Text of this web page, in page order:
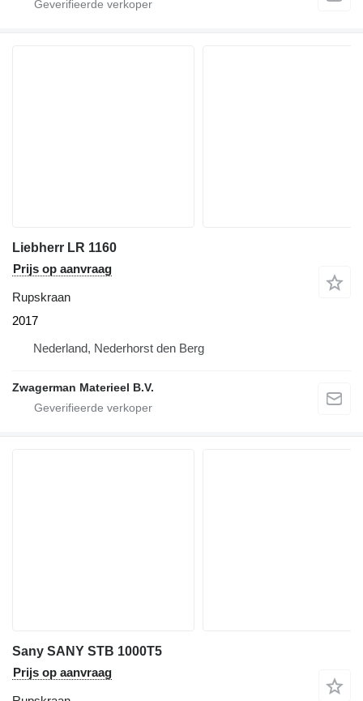
Liebherr LR 1160
Prijs op aanvraag
Rupskraan
2017
Nederland, Nederhorst den Berg
Zwagerman Materieel B.V.
Sany SANY STB 1000T5
Prijs op aanvraag